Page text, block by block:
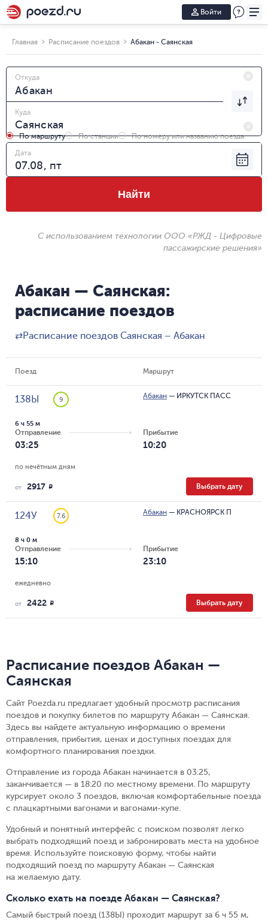
Войти
Главная Расписание поездов Абакан - Саянская
Откуда
Куда
По маршруту По станции
По номеру или названию поезда
Дата
Найти
С использованием технологии ООО «РЖД - Цифровые
пассажирские решения»
Абакан — Саянская:
расписание поездов
⇄Расписание поездов Саянская – Абакан
Поезд Маршрут
138Ы 9 Абакан — ИРКУТСК ПАСС
Отправление
03:25
6 ч 55 м
Прибытие
10:20
по нечётным дням
от 2917 R Выбрать дату
124У 7.6 Абакан — КРАСНОЯРСК П
Отправление
15:10
8 ч 0 м
Прибытие
23:10
ежедневно
от 2422 R Выбрать дату
Расписание поездов Абакан —
Саянская
Сайт Poezda.ru предлагает удобный просмотр расписания
поездов и покупку билетов по маршруту Абакан — Саянская.
Здесь вы найдете актуальную информацию о времени
отправления, прибытия, ценах и доступных поездах для
комфортного планирования поездки.
Отправление из города Абакан начинается в 03:25,
заканчивается — в 18:20 по местному времени. По маршруту
курсирует около 3 поездов, включая комфортабельные поезда
с плацкартными вагонами и вагонами-купе.
Удобный и понятный интерфейс с поиском позволят легко
выбрать подходящий поезд и забронировать места на удобное
время. Используйте поисковую форму, чтобы найти
подходящий поезд по маршруту Абакан — Саянская
на желаемую дату.
Сколько ехать на поезде Абакан — Саянская?
Самый быстрый поезд (138Ы) проходит маршрут за 6 ч 55 м,